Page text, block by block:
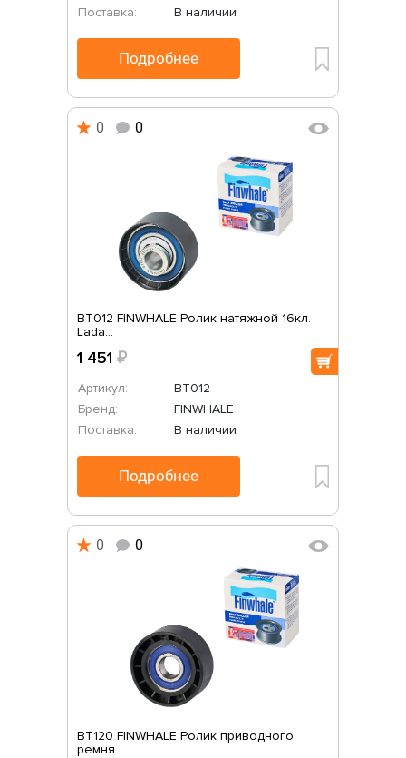
Поставка:
В наличии
Подробнее
0 0
BT012 FINWHALE Ролик натяжной 16кл.
Lada...
1 451 ₽
Артикул:
BT012
Бренд:
FINWHALE
Поставка:
В наличии
Подробнее
0 0
BT120 FINWHALE Ролик приводного
ремня...